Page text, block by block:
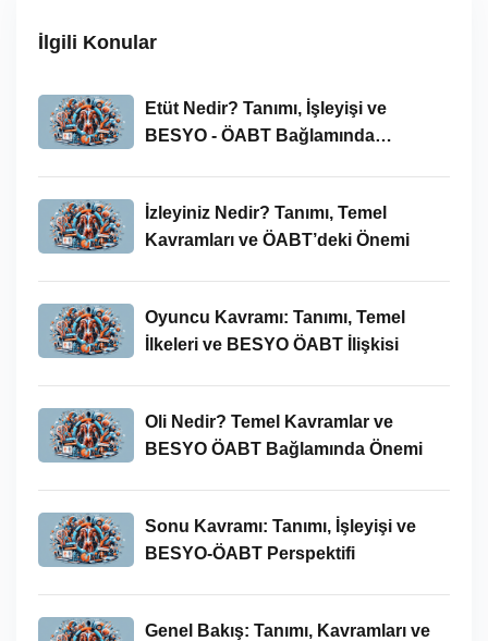
İlgili Konular
Etüt Nedir? Tanımı, İşleyişi ve
BESYO - ÖABT Bağlamında
İzleyiniz Nedir? Tanımı, Temel
Kavramları ve ÖABT’deki Önemi
Oyuncu Kavramı: Tanımı, Temel
İlkeleri ve BESYO ÖABT İlişkisi
Oli Nedir? Temel Kavramlar ve
BESYO ÖABT Bağlamında Önemi
Sonu Kavramı: Tanımı, İşleyişi ve
BESYO-ÖABT Perspektifi
Genel Bakış: Tanımı, Kavramları ve